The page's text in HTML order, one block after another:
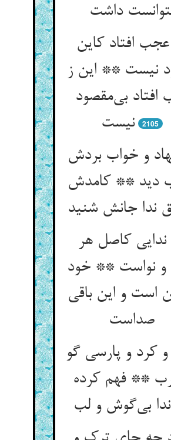
افتاد کاین
نیست ** این ز
افتاد بی‌‌مقصود
نیست‌‌
2105
و خواب بردش
دید ** کامدش
ندا جانش شنید
ندایی کاصل هر
و نواست ** خود
است و این باقی
کرد و پارسی گو
** فهم کرده